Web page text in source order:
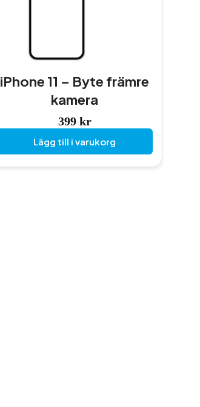
iPhone 11 – Byte främre
kamera
399 kr
Lägg till i varukorg